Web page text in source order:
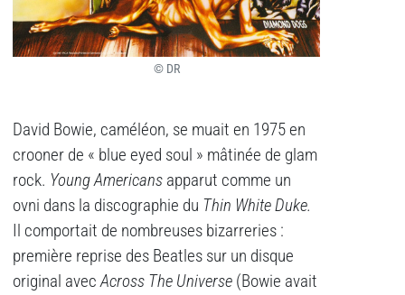
© DR
David Bowie, caméléon, se muait en 1975 en
crooner de « blue eyed soul » mâtinée de glam
rock. Young Americans apparut comme un
ovni dans la discographie du Thin White Duke.
Il comportait de nombreuses bizarreries :
première reprise des Beatles sur un disque
original avecAcross The Universe (Bowie avait